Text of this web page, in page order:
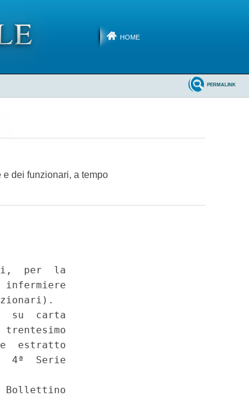
HOME
PERMALINK
dei funzionari, a tempo